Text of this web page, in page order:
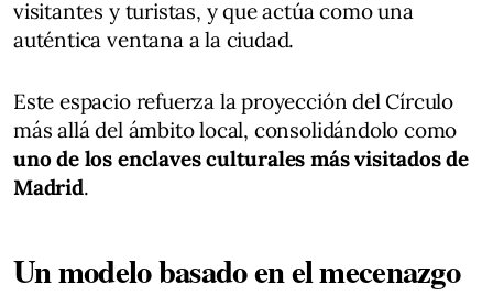
visitantes y turistas, y que actúa como una
auténtica ventana a la ciudad.
Este espacio refuerza la proyección del Círculo
más allá del ámbito local, consolidándolo como
uno de los enclaves culturales más visitados de
Madrid.
Un modelo basado en el mecenazgo